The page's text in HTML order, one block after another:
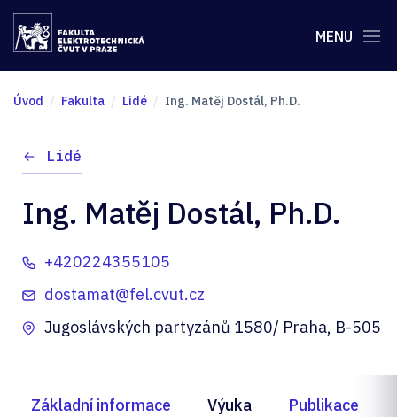
MENU
Úvod Fakulta Lidé Ing. Matěj Dostál, Ph.D.
Lidé
Ing. Matěj Dostál, Ph.D.
+420224355105
dostamat@fel.cvut.cz
Jugoslávských partyzánů 1580/ Praha, B-505
Základní informace Výuka Publikace